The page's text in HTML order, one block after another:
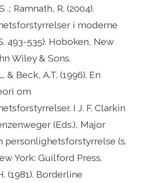
.; Ramnath, R. (2004).
i moderne
493-535). Hoboken, New
Wiley & Sons.
& Beck, A.T. (1996). En
om
I J. F. Clarkin
(Eds.), Major
personlighetsforstyrrelse (s.
York: Guilford Press.
(1981). Borderline